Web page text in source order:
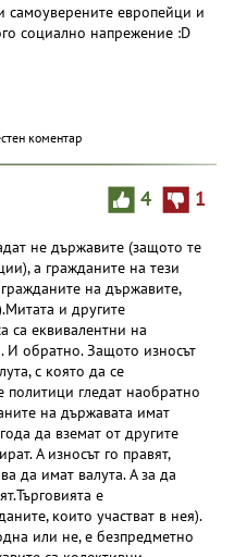
самоуверените европейци и
социално напрежение :D
коментар
4 1
не държавите (защото те
а гражданите на тези
на държавите,
и другите
са еквивалентни на
И обратно. Защото износът
с която да се
политици гледат наобратно
на държавата имат
да вземат от другите
А износът го правят,
да имат валута. А за да
е
които участват в нея).
или не, е безпредметно